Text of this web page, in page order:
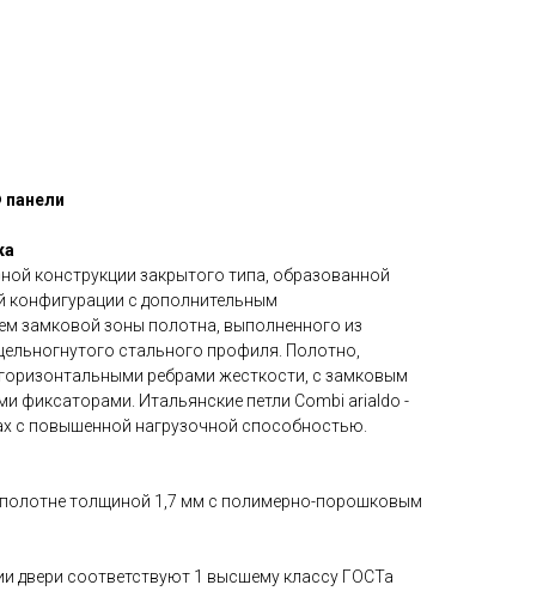
конструкции закрытого типа, образованной
с дополнительным
замковой зоны полотна, выполненного из
стального профиля. Полотно,
ребрами жесткости, с замковым
фиксаторами. Итальянские петли Combi arialdo -
с повышенной нагрузочной способностью.
толщиной 1,7 мм с полимерно-порошковым
двери соответствуют 1 высшему классу ГОСТа